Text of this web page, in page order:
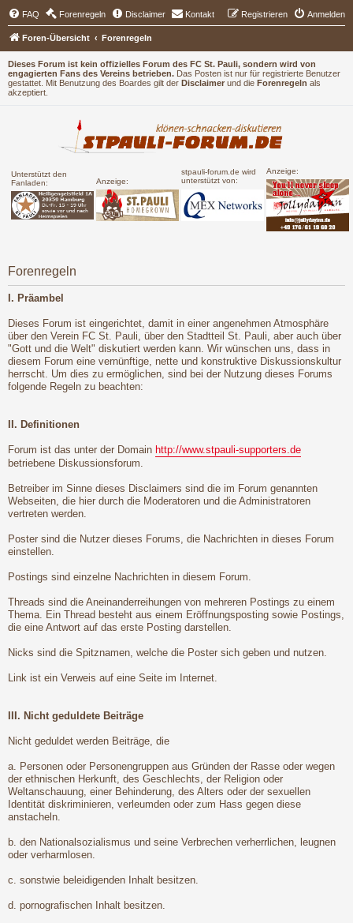
Dieses Forum ist kein offizielles Forum des FC St. Pauli, sondern wird von
engagierten Fans des Vereins betrieben. Das Posten ist nur für registrierte Benutzer
gestattet. Mit Benutzung des Boardes gilt der Disclaimer und die Forenregeln als
akzeptiert.
Unterstützt den
Fanladen:
Anzeige:
stpauli-forum.de wird
unterstützt von:
Anzeige:
FAQ Forenregeln Disclaimer Kontakt Anmelden
Registrieren
Foren-Übersicht Forenregeln
Forenregeln
I. Präambel
Dieses Forum ist eingerichtet, damit in einer angenehmen Atmosphäre
über den Verein FC St. Pauli, über den Stadtteil St. Pauli, aber auch über
"Gott und die Welt" diskutiert werden kann. Wir wünschen uns, dass in
diesem Forum eine vernünftige, nette und konstruktive Diskussionskultur
herrscht. Um dies zu ermöglichen, sind bei der Nutzung dieses Forums
folgende Regeln zu beachten:
II. Definitionen
Forum ist das unter der Domain http://www.stpauli-supporters.de
betriebene Diskussionsforum.
Betreiber im Sinne dieses Disclaimers sind die im Forum genannten
Webseiten, die hier durch die Moderatoren und die Administratoren
vertreten werden.
Poster sind die Nutzer dieses Forums, die Nachrichten in dieses Forum
einstellen.
Postings sind einzelne Nachrichten in diesem Forum.
Threads sind die Aneinanderreihungen von mehreren Postings zu einem
Thema. Ein Thread besteht aus einem Eröffnungsposting sowie Postings,
die eine Antwort auf das erste Posting darstellen.
Nicks sind die Spitznamen, welche die Poster sich geben und nutzen.
Link ist ein Verweis auf eine Seite im Internet.
III. Nicht geduldete Beiträge
Nicht geduldet werden Beiträge, die
a. Personen oder Personengruppen aus Gründen der Rasse oder wegen
der ethnischen Herkunft, des Geschlechts, der Religion oder
Weltanschauung, einer Behinderung, des Alters oder der sexuellen
Identität diskriminieren, verleumden oder zum Hass gegen diese
anstacheln.
b. den Nationalsozialismus und seine Verbrechen verherrlichen, leugnen
oder verharmlosen.
c. sonstwie beleidigenden Inhalt besitzen.
d. pornografischen Inhalt besitzen.